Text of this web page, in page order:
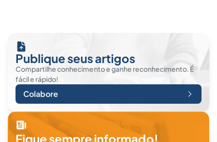
Publique seus artigos
Compartilhe conhecimento e ganhe reconhecimento. É
fácil e rápido!
Colabore
Fique sempre informado!